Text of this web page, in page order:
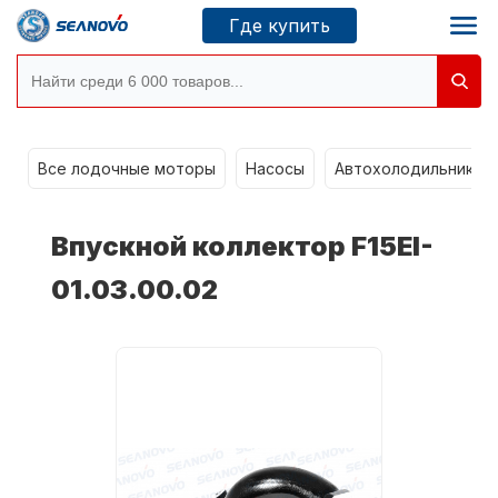
Где купить
Новосибирск
Где купить
Моторы SEANOVO
Все лодочные моторы Насосы Автохолодильники
Впускной коллектор F15EI-
01.03.00.02